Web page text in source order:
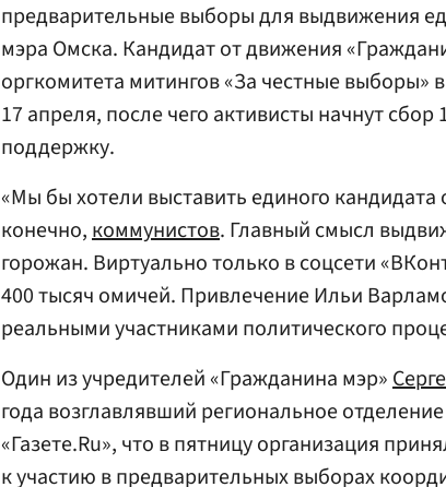
предварительные выборы для выдвижения
мэра Омска. Кандидат от движения
оргкомитета митингов «За честные выборы»
17 апреля, после чего активисты начнут сбор
поддержку.
«Мы бы хотели выставить единого
конечно,коммунистов. Главный смысл
горожан. Виртуально только в соцсети
400 тысяч омичей. Привлечение Ильи
реальными участниками политического
Один из учредителей «Гражданина мэр»
года возглавлявший региональное отделение
«Газете.Ru», что в пятницу организация
к участию в предварительных выборах